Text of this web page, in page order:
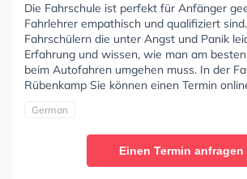
Die Fahrschule ist perfekt für Anfänger
Fahrlehrer empathisch und qualifiziert
Fahrschülern die unter Angst und Panik
Erfahrung und wissen, wie man am
beim Autofahren umgehen muss. In der
Rübenkamp Sie können einen Termin
German
Einen Termin anfragen